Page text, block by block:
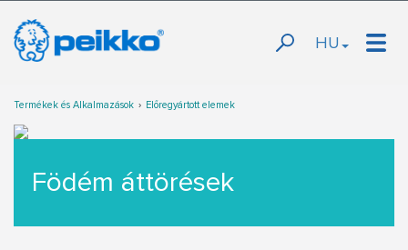
HU
Termékek és Alkalmazások Előregyártott elemek
Födém áttörések